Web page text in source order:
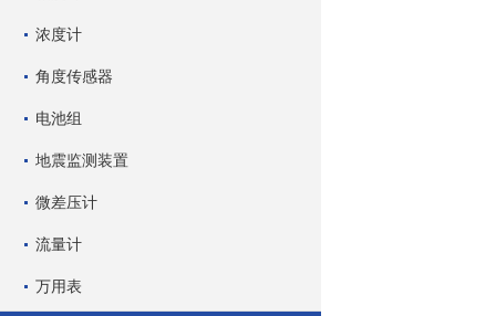
浓度计
角度传感器
电池组
地震监测装置
微差压计
流量计
万用表